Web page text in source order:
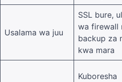
Usalama wa juu
SSL bure,
wa firewall
backup za
kwa mara
Kuboresha